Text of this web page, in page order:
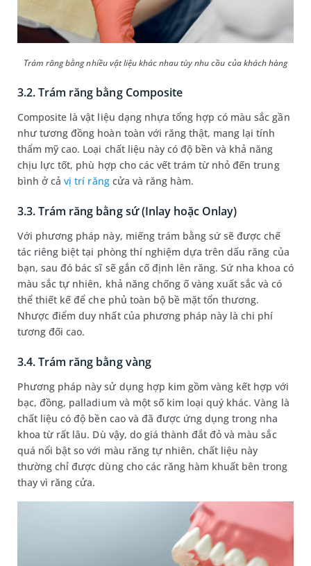
Trám răng bằng nhiều vật liệu khác nhau tùy nhu cầu của khách hàng
3.2. Trám răng bằng Composite
Composite là vật liệu dạng nhựa tổng hợp có màu sắc gần
như tương đồng hoàn toàn với răng thật, mang lại tính
thẩm mỹ cao. Loại chất liệu này có độ bền và khả năng
chịu lực tốt, phù hợp cho các vết trám từ nhỏ đến trung
bình ở cảvị trí răngcửa và răng hàm.
3.3. Trám răng bằng sứ (Inlay hoặc Onlay)
Với phương pháp này, miếng trám bằng sứ sẽ được chế
tác riêng biệt tại phòng thí nghiệm dựa trên dấu răng của
bạn, sau đó bác sĩ sẽ gắn cố định lên răng. Sứ nha khoa có
màu sắc tự nhiên, khả năng chống ố vàng xuất sắc và có
thể thiết kế để che phủ toàn bộ bề mặt tổn thương.
Nhược điểm duy nhất của phương pháp này là chi phí
tương đối cao.
3.4. Trám răng bằng vàng
Phương pháp này sử dụng hợp kim gồm vàng kết hợp với
bạc, đồng, palladium và một số kim loại quý khác. Vàng là
chất liệu có độ bền cao và đã được ứng dụng trong nha
khoa từ rất lâu. Dù vậy, do giá thành đắt đỏ và màu sắc
quá nổi bật so với màu răng tự nhiên, chất liệu này
thường chỉ được dùng cho các răng hàm khuất bên trong
thay vì răng cửa.